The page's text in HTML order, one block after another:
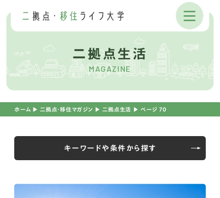
二拠点生活
MAGAZINE
ホーム ▶︎ 二拠点・移住マガジン ▶︎ 二拠点生活 ▶︎ ページ 70
キーワードや条件から探す